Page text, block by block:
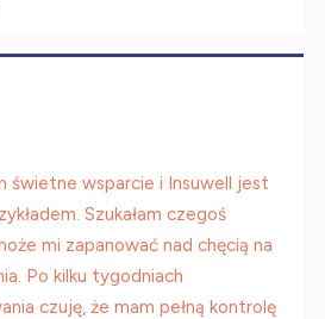
świetne wsparcie i Insuwell jest
Szukałam czegoś
mi zapanować nad chęcią na
Po kilku tygodniach
czuję, że mam pełną kontrolę